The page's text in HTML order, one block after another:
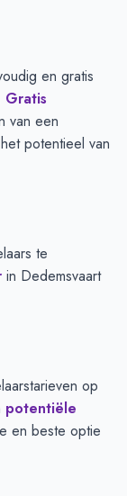
en gratis
Gratis
van een
potentieel van
te
in Dedemsvaart
op
potentiële
en beste optie